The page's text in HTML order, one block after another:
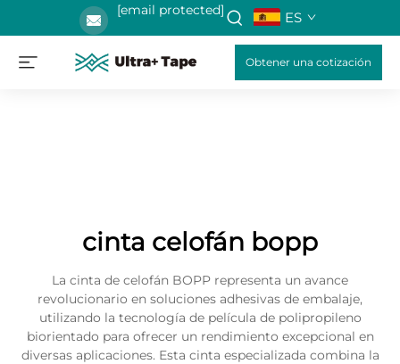
[email protected] ES
Obtener una cotización
cinta celofán bopp
La cinta de celofán BOPP representa un avance
revolucionario en soluciones adhesivas de embalaje,
utilizando la tecnología de película de polipropileno
biorientado para ofrecer un rendimiento excepcional en
diversas aplicaciones. Esta cinta especializada combina la